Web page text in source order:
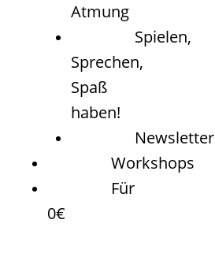
Atmung
Spielen,
Sprechen,
Spaß
haben!
Newsletter
Workshops
Für
0€